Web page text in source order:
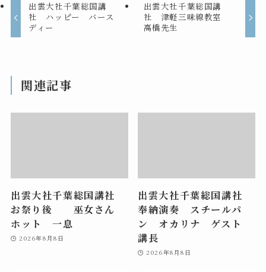
出雲大社千葉総国講
社 ハッピー バース
ディー
出雲大社千葉総国講
社 津軽三味線教室
高橋先生
関連記事
出雲大社千葉総国講社
お祭り後 巫女さん
ホット 一息
2026年8月8日
出雲大社千葉総国講社
奉納演奏 スチールパ
ン オカリナ ゲスト
講長
2026年8月8日